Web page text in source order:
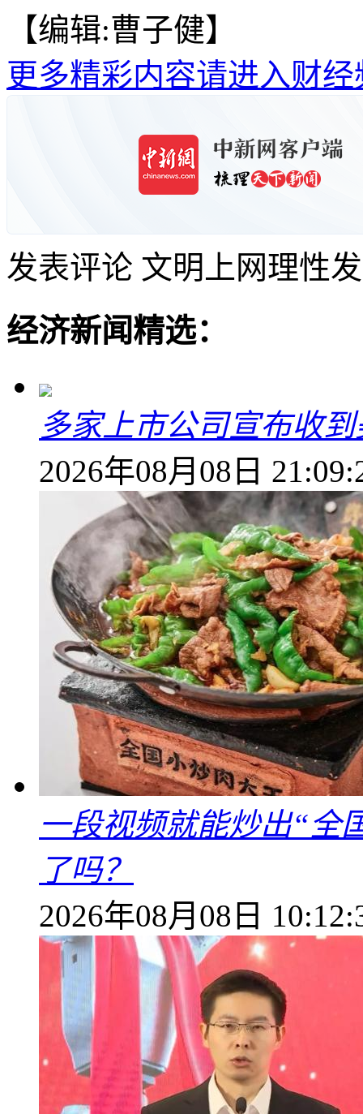
【编辑:曹子健】
更多精彩内容请进入财经
发表评论 文明上网理性
经济新闻精选：
多家上市公司宣布收
2026年08月08日
一段视频就能炒出“全
了吗？
2026年08月08日